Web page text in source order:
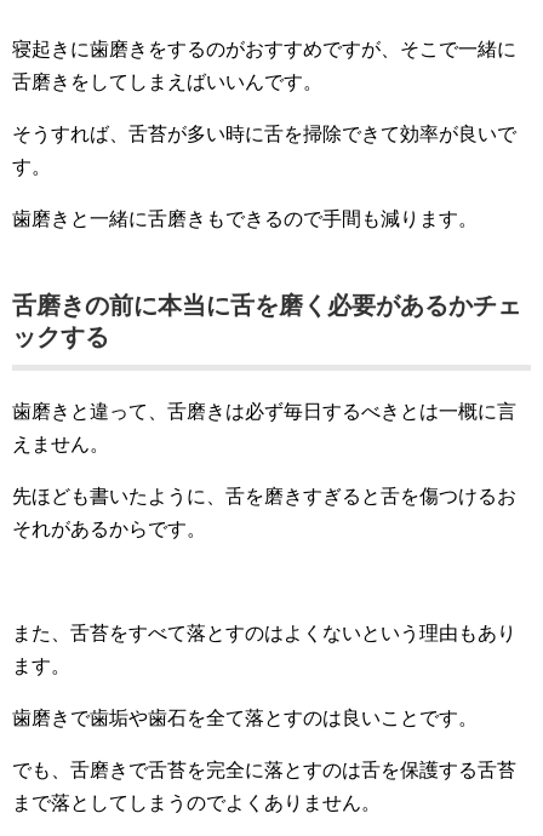
寝起きに歯磨きをするのがおすすめですが、そこで一緒に
舌磨きをしてしまえばいいんです。
そうすれば、舌苔が多い時に舌を掃除できて効率が良いで
す。
歯磨きと一緒に舌磨きもできるので手間も減ります。
舌磨きの前に本当に舌を磨く必要があるかチェ
ックする
歯磨きと違って、舌磨きは必ず毎日するべきとは一概に言
えません。
先ほども書いたように、舌を磨きすぎると舌を傷つけるお
それがあるからです。
また、舌苔をすべて落とすのはよくないという理由もあり
ます。
歯磨きで歯垢や歯石を全て落とすのは良いことです。
でも、舌磨きで舌苔を完全に落とすのは舌を保護する舌苔
まで落としてしまうのでよくありません。